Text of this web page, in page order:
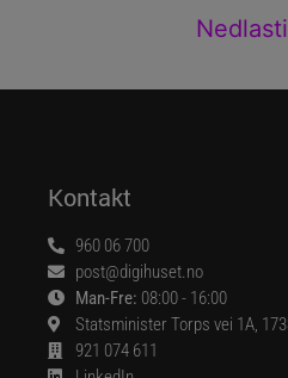
Kontakt
960 06 700
post@digihuset.no
Man-Fre: 08:00 - 16:00
Statsminister Torps vei 1A,
921 074 611